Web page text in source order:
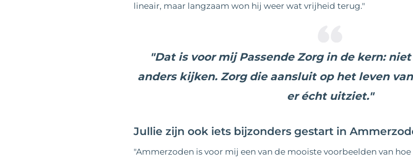
lineair, maar langzaam won hij weer wat vrijheid terug."
"Dat is voor mij Passende Zorg in de kern:
anders kijken. Zorg die aansluit op het leven
er écht uitziet."
Jullie zijn ook iets bijzonders gestart in
"Ammerzoden is voor mij een van de mooiste voorbeelden van hoe